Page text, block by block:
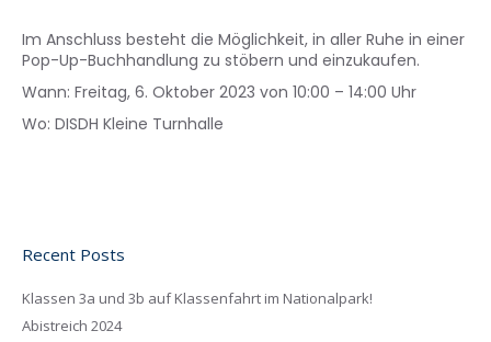
Im Anschluss besteht die Möglichkeit, in aller Ruhe in einer
Pop-Up-Buchhandlung zu stöbern und einzukaufen.
Wann: Freitag, 6. Oktober 2023 von 10:00 – 14:00 Uhr
Wo: DISDH Kleine Turnhalle
Recent Posts
Klassen 3a und 3b auf Klassenfahrt im Nationalpark!
Abistreich 2024